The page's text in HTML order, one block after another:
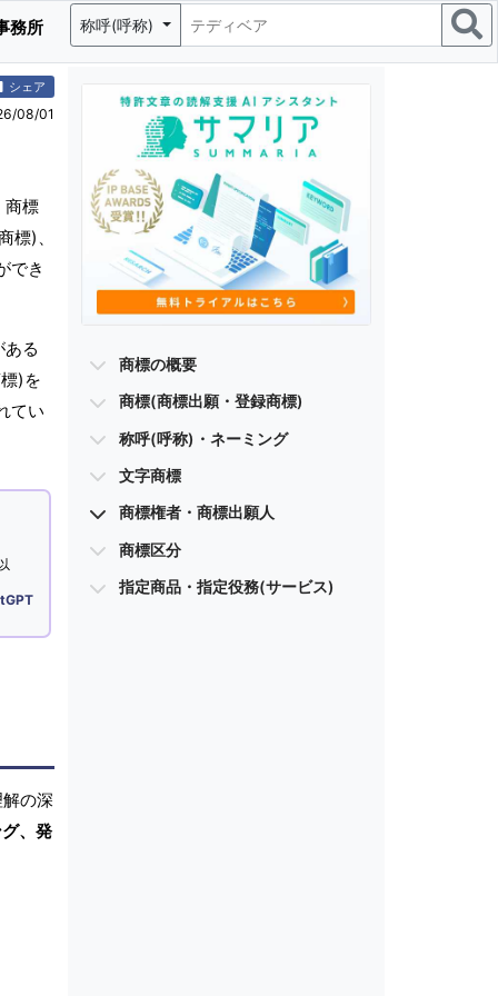
務所 称呼(呼称)
シェア
08/01
商標
標)、
でき
る
)を
てい
の深
、発
商標の概要
商標(商標出願・登録商標)
称呼(呼称)・ネーミング
文字商標
商標権者・商標出願人
商標区分
指定商品・指定役務(サービス)